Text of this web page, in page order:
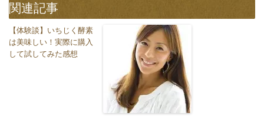
関連記事
【体験談】いちじく酵素
は美味しい！実際に購入
して試してみた感想